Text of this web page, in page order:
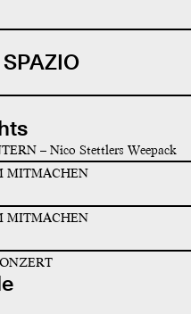
– Nico Stettlers Weepack
MITMACHEN
MITMACHEN